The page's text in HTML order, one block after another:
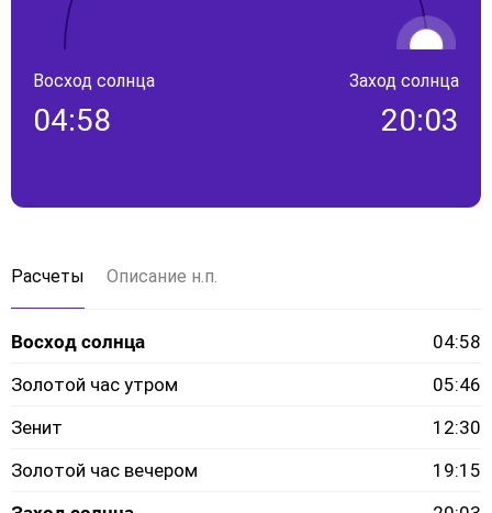
Восход солнца
04:58
Заход солнца
20:03
Расчеты Описание н.п.
Восход солнца
04:58
Золотой час утром
05:46
Зенит
12:30
Золотой час вечером
19:15